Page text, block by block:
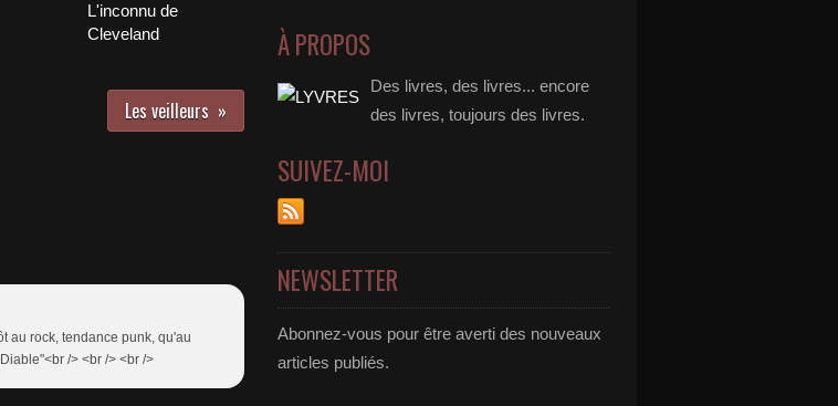
L'inconnu de
Cleveland
Les veilleurs
au rock, tendance punk, qu'au
/> <br /> <br />
À PROPOS
Des livres, des livres... encore
des livres, toujours des livres.
SUIVEZ-MOI
NEWSLETTER
Abonnez-vous pour être averti des nouveaux
articles publiés.